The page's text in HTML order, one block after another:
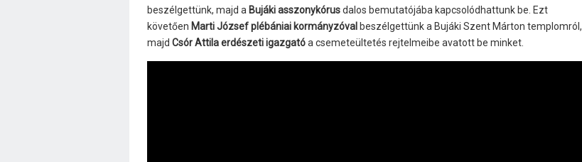
beszélgettünk, majd a Bujáki asszonykórusdalos bemutatójába kapcsolódhattunk be. Ezt
követően Marti József plébániai kormányzóval beszélgettünk a Bujáki Szent Márton templomról,
majd Csór Attila erdészeti igazgatóa csemeteültetés rejtelmeibe avatott be minket.